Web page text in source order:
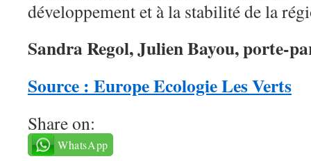
développement et à la stabilité de la
Sandra Regol, Julien Bayou, porte-
Source : Europe Ecologie Les Verts
Share on:
WhatsApp